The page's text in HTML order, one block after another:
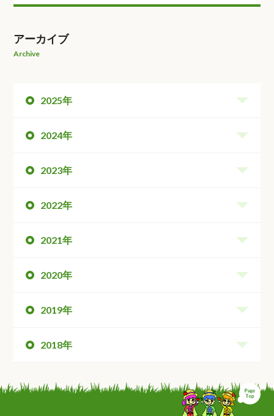
アーカイブ
Archive
2025年
2024年
2023年
2022年
2021年
2020年
2019年
2018年
ペ